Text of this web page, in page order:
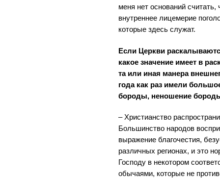
меня нет оснований
внутреннее лицемерие
которые здесь служат.
Если Церкви
какое значение имеет в
та или иная манера
года как раз имели
бороды, неношение
– Христианство
Большинство народов
выражение благочестия,
различных регионах, и это
Господу в некотором
обычаями, которые не